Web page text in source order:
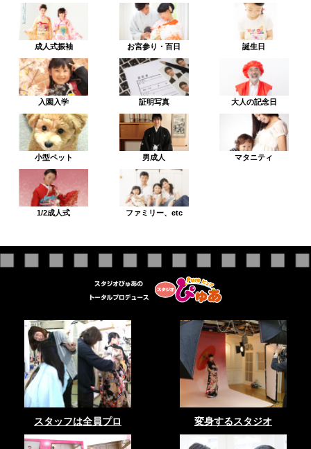
成人式振袖 お宮参り・百日 誕生日
入園入学 証明写真 大人の記念日
小型ペット 男成人 マタニティ
1/2成人式 ファミリー、etc
スタッフは全員プロ 変身するスタジオ